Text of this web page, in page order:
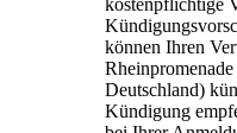
können Ihren
Deutschland)
Kündigung